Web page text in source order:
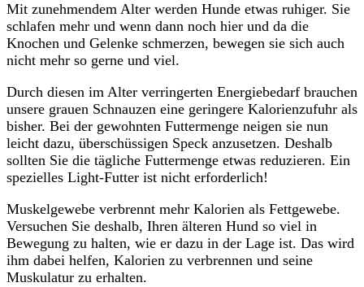
Mit zunehmendem Alter werden Hunde etwas ruhiger. Sie
schlafen mehr und wenn dann noch hier und da die
Knochen und Gelenke schmerzen, bewegen sie sich auch
nicht mehr so gerne und viel.
Durch diesen im Alter verringerten Energiebedarf brauchen
unsere grauen Schnauzen eine geringere Kalorienzufuhr als
bisher. Bei der gewohnten Futtermenge neigen sie nun
leicht dazu, überschüssigen Speck anzusetzen. Deshalb
sollten Sie die tägliche Futtermenge etwas reduzieren. Ein
spezielles Light-Futter ist nicht erforderlich!
Muskelgewebe verbrennt mehr Kalorien als Fettgewebe.
Versuchen Sie deshalb, Ihren älteren Hund so viel in
Bewegung zu halten, wie er dazu in der Lage ist. Das wird
ihm dabei helfen, Kalorien zu verbrennen und seine
Muskulatur zu erhalten.